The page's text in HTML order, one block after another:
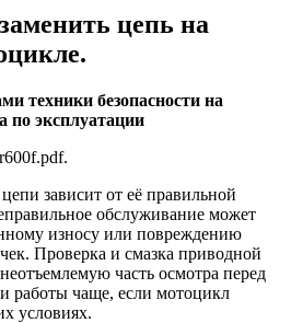
цепь на
техники безопасности на
по эксплуатации
зависит от её правильной
обслуживание может
износу или повреждению
Проверка и смазка приводной
часть осмотра перед
работы чаще, если мотоцикл
условиях.